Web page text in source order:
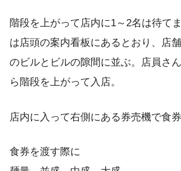
階段を上がって店内に1～2名は待て
は店頭の案内看板にあるとおり、店
のビルとビルの隙間に並ぶ。店員さ
ら階段を上がって入店。
店内に入って右側にある券売機で食券
食券を渡す際に